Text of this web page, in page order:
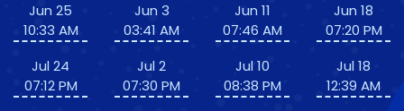
Jun 25
10:33 AM
Jul 24
07:12 PM
Jun 3
03:41 AM
Jul 2
07:30 PM
Jun 11
07:46 AM
Jul 10
08:38 PM
Jun 18
07:20 PM
Jul 18
12:39 AM